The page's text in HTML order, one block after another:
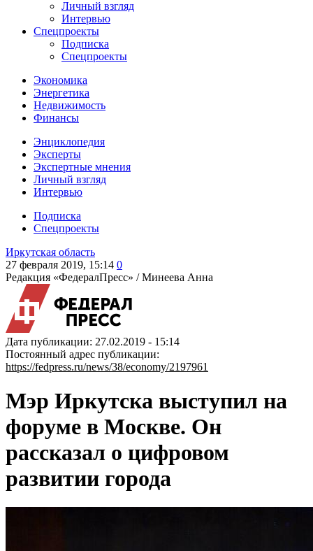
Личный взгляд
Интервью
Спецпроекты
Подписка
Спецпроекты
Экономика
Энергетика
Недвижимость
Финансы
Энциклопедия
Эксперты
Экспертные мнения
Личный взгляд
Интервью
Подписка
Спецпроекты
Иркутская область
27 февраля 2019, 15:14 0
Редакция «ФедералПресс» /Минеева Анна
Дата публикации: 27.02.2019 - 15:14
Постоянный адрес публикации:
https://fedpress.ru/news/38/economy/2197961
Мэр Иркутска выступил на
форуме в Москве. Он
рассказал о цифровом
развитии города